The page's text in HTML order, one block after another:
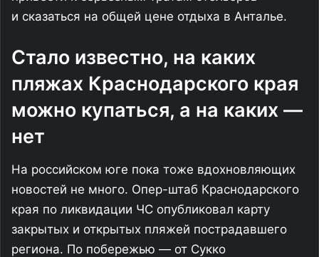
и сказаться на общей цене отдыха в Анталье.
Стало известно, на каких
пляжах Краснодарского края
можно купаться, а на каких —
нет
На российском юге пока тоже вдохновляющих
новостей не много. Опер-штаб Краснодарского
края по ликвидации ЧС опубликовал карту
закрытых и открытых пляжей пострадавшего
региона. По побережью — от Сукко